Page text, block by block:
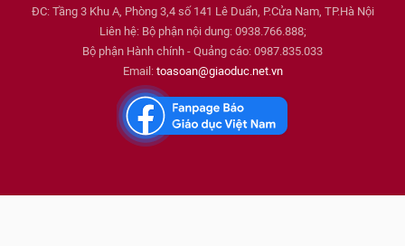
ĐC: Tầng 3 Khu A, Phòng 3,4 số 141 Lê Duẩn, P.Cửa Nam, TP.Hà Nội
Liên hệ: Bộ phận nội dung: 0938.766.888;
Bộ phận Hành chính - Quảng cáo: 0987.835.033
Email: toasoan@giaoduc.net.vn